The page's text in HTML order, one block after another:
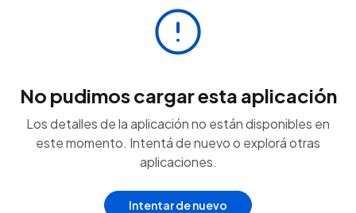
No pudimos cargar esta aplicación
Los detalles de la aplicación no están disponibles en
este momento. Intentá de nuevo o explorá otras
aplicaciones.
Intentar de nuevo